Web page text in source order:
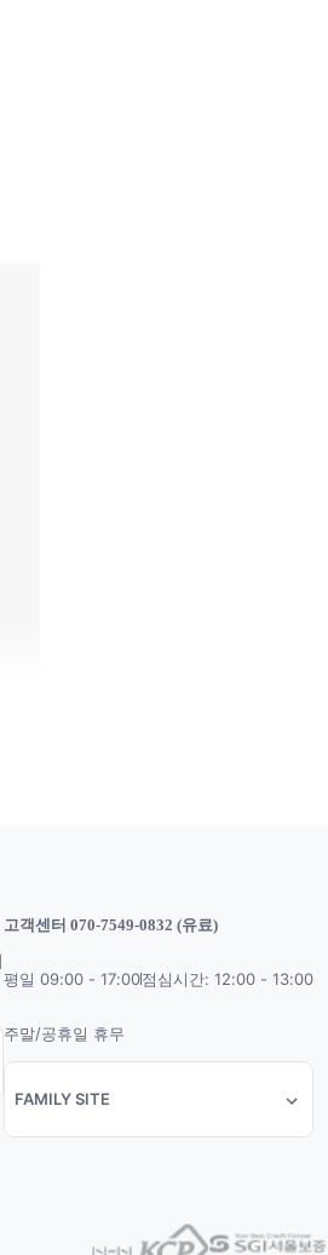
고객센터 070-7549-0832 (유료)
평일 09:00 - 17:00점심시간: 12:00 - 13:00
주말/공휴일 휴무
FAMILY SITE